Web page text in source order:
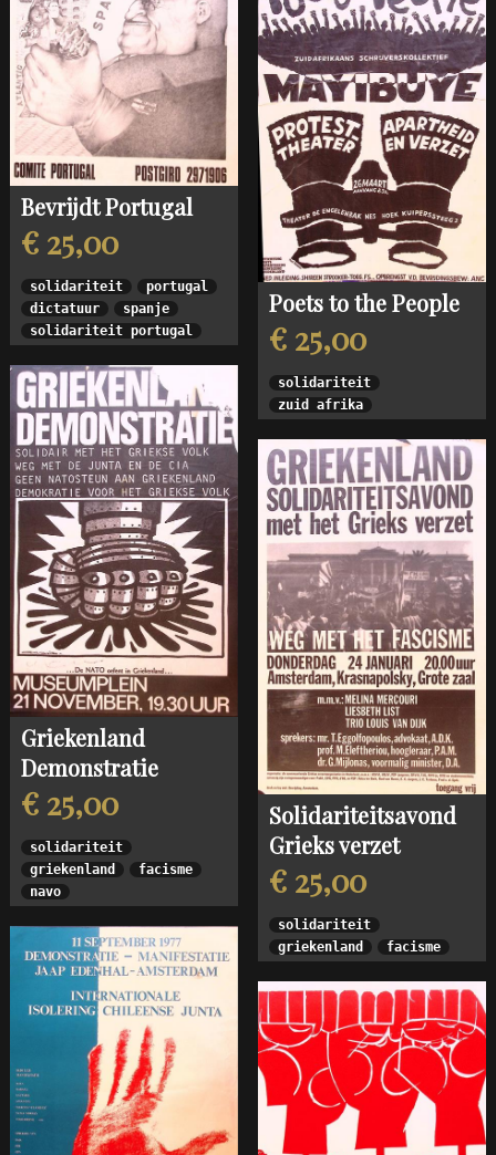
Bevrijdt Portugal
€ 25,00
solidariteit
portugal
dictatuur
spanje
solidariteit portugal
Poets to the People
€ 25,00
solidariteit
zuid afrika
Griekenland
Demonstratie
€ 25,00
solidariteit
griekenland
facisme
navo
Solidariteitsavond
Grieks verzet
€ 25,00
solidariteit
griekenland
facisme